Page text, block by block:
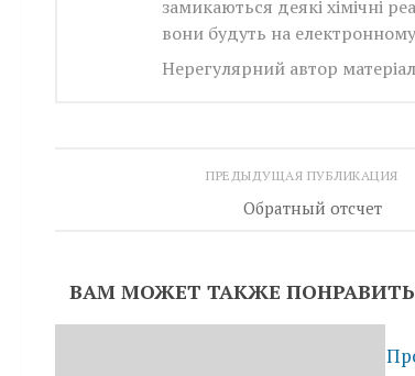
замикаються деякі хімічні
вони будуть на
Нерегулярний автор
ПРЕДЫДУЩАЯ ПУБЛИКАЦИЯ
Обратный отсчет
ВАМ МОЖЕТ ТАКЖЕ